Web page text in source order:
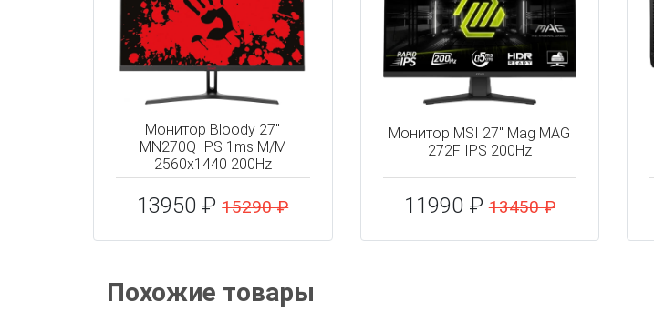
Монитор Bloody 27"
MN270Q IPS 1ms M/M
2560x1440 200Hz
13950 ₽15290 ₽
Монитор MSI 27" Mag MAG
272F IPS 200Hz
11990 ₽13450 ₽
Похожие товары